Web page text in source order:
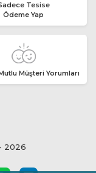
Tesise
Ödeme Yap
Müşteri Yorumları
2026